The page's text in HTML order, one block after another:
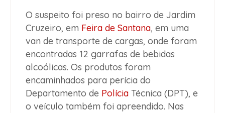
O suspeito foi preso no bairro de Jardim
Cruzeiro, em Feira de Santana, em uma
van de transporte de cargas, onde foram
encontradas 12 garrafas de bebidas
alcoólicas. Os produtos foram
encaminhados para perícia do
Departamento de Polícia Técnica (DPT), e
o veículo também foi apreendido. Nas